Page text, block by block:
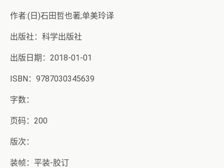
作者:(日)石田哲也著;单美玲译
出版社：科学出版社
出版日期：2018-01-01
ISBN：9787030345639
字数：
页码：200
版次：
装帧：平装-胶订